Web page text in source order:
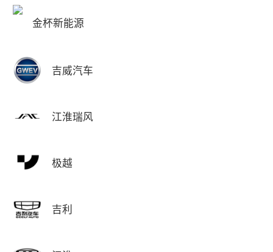
金杯新能源
吉威汽车
江淮瑞风
极越
吉利